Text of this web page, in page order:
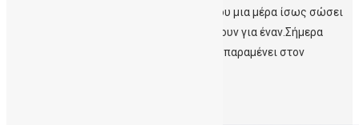
αποτελούν ένα πραγματικό δώρο ζωής που μια μέρα ίσως σώσει
μια ζωή.Ένας δίνει για όλους και όλοι δίνουν για έναν.Σήμερα
γνωρίζουμε ότι το λιγοστό αυτό αίμα που παραμένει στον